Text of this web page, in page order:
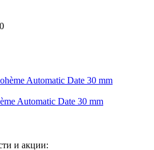
Automatic Date 30 mm
и акции: